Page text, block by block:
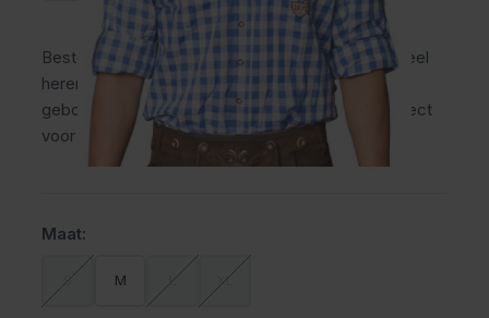
Bestel het Trachtenhemd Milano Blauw. Traditioneel
herenoverhemd met blauw-wit ruitpatroon,
geborduurde details en opgerolde mouwen. Perfect
voor het Oktoberfest en bierfestivals.
Maat:
S M L XL